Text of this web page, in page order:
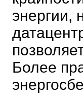
энергии,
Более